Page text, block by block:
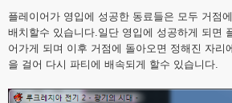
플레이어가 영입에 성공한 동료들은 모두 거점
배치할수 있습니다.일단 영입에 성공하게 되면
어가게 되며 이후 거점에 돌아오면 정해진 자리
을 걸어 다시 파티에 배속되게 할수 있습니다.